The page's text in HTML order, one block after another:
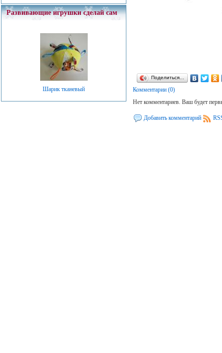
Развивающие игрушки сделай сам
Шарик тканевый
Поделиться…
Комментарии (0)
Нет комментариев. Ваш будет
Добавить комментарий